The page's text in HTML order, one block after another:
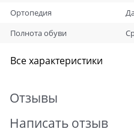
Ортопедия
Полнота обуви
Все характеристики
Отзывы
Написать отзыв